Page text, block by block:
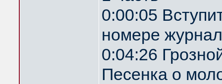
0:00:05
номере
0:04:26
Песенка о